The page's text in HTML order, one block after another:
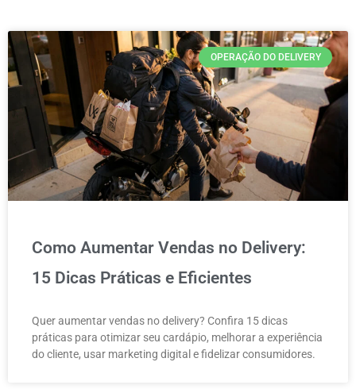
OPERAÇÃO DO DELIVERY
Como Aumentar Vendas no Delivery:
15 Dicas Práticas e Eficientes
Quer aumentar vendas no delivery? Confira 15 dicas
práticas para otimizar seu cardápio, melhorar a experiência
do cliente, usar marketing digital e fidelizar consumidores.